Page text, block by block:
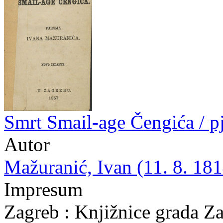
Smrt Smail-age Čengića /
Autor
Mažuranić, Ivan (11. 8.
Impresum
Zagreb : Knjižnice grada